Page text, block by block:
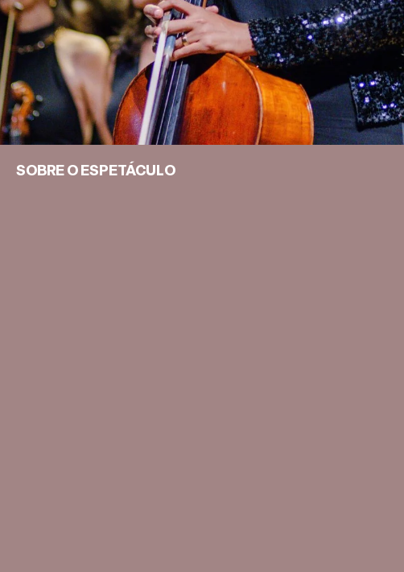
SOBRE O ESPETÁCULO